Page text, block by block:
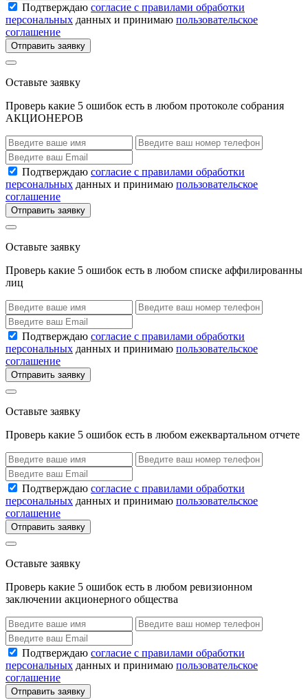
Подтверждаю согласие с правилами обработки
персональных данных и принимаю пользовательское
соглашение
Отправить заявку
Оставьте заявку
Проверь какие 5 ошибок есть в любом протоколе собрания
АКЦИОНЕРОВ
Подтверждаю согласие с правилами обработки
персональных данных и принимаю пользовательское
соглашение
Отправить заявку
Оставьте заявку
Проверь какие 5 ошибок есть в любом списке аффилированны
лиц
Подтверждаю согласие с правилами обработки
персональных данных и принимаю пользовательское
соглашение
Отправить заявку
Оставьте заявку
Проверь какие 5 ошибок есть в любом ежеквартальном отчете
Подтверждаю согласие с правилами обработки
персональных данных и принимаю пользовательское
соглашение
Отправить заявку
Оставьте заявку
Проверь какие 5 ошибок есть в любом ревизионном
заключении акционерного общества
Подтверждаю согласие с правилами обработки
персональных данных и принимаю пользовательское
соглашение
Отправить заявку